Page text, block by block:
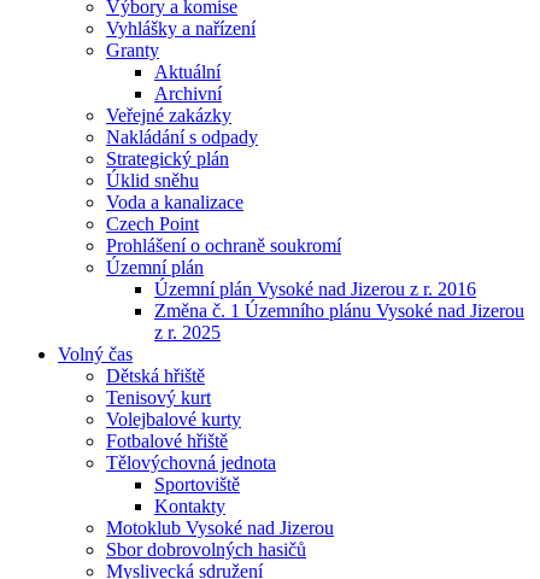
Výbory a komise
Vyhlášky a nařízení
Granty
Aktuální
Archivní
Veřejné zakázky
Nakládání s odpady
Strategický plán
Úklid sněhu
Voda a kanalizace
Czech Point
Prohlášení o ochraně soukromí
Územní plán
Územní plán Vysoké nad Jizerou z r. 2016
Změna č. 1 Územního plánu Vysoké nad Jizerou
z r. 2025
Volný čas
Dětská hřiště
Tenisový kurt
Volejbalové kurty
Fotbalové hřiště
Tělovýchovná jednota
Sportoviště
Kontakty
Motoklub Vysoké nad Jizerou
Sbor dobrovolných hasičů
Myslivecká sdružení